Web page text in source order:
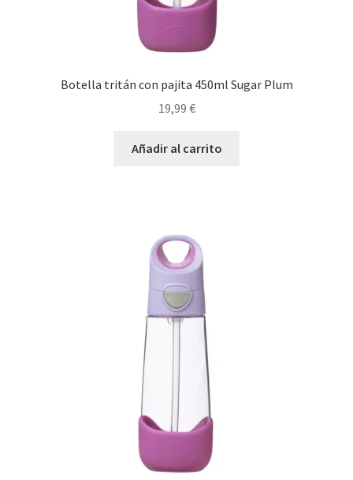
Botella tritán con pajita 450ml Sugar Plum
19,99 €
Añadir al carrito